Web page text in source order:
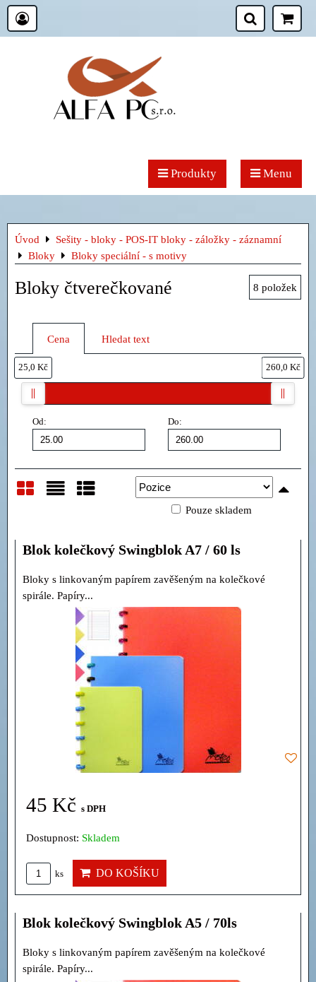
Produkty Menu
Úvod
Sešity - bloky - POS-IT bloky - záložky - záznamní
Bloky
Bloky speciální - s motivy
Bloky čtverečkované 8 položek
Cena Hledat text
Od: Do:
25,0 Kč 260,0 Kč
Pouze skladem
Blok kolečkový Swingblok A7 / 60 ls
Bloky s linkovaným papírem zavěšeným na kolečkové
spirále. Papíry...
45 Kč s DPH
Dostupnost: Skladem
ks DO KOŠÍKU
Blok kolečkový Swingblok A5 / 70ls
Bloky s linkovaným papírem zavěšeným na kolečkové
spirále. Papíry...